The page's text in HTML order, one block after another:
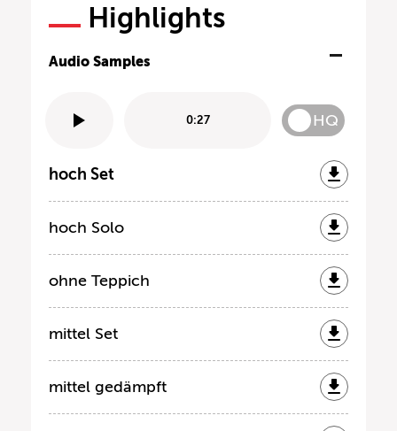
Highlights
Audio Samples
0:27 HQ
hoch Set
hoch Solo
ohne Teppich
mittel Set
mittel gedämpft